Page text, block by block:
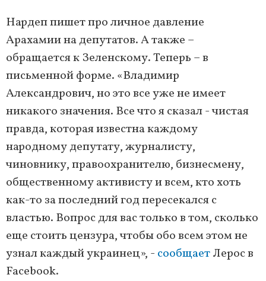
Нардеп пишет про личное давление
Арахамии на депутатов. А также –
обращается к Зеленскому. Теперь – в
письменной форме. «Владимир
Александрович, но это все уже не имеет
никакого значения. Все что я сказал - чистая
правда, которая известна каждому
народному депутату, журналисту,
чиновнику, правоохранителю, бизнесмену,
общественному активисту и всем, кто хоть
как-то за последний год пересекался с
властью. Вопрос для вас только в том, сколько
еще стоить цензура, чтобы обо всем этом не
узнал каждый украинец», - сообщаетЛерос в
Facebook.